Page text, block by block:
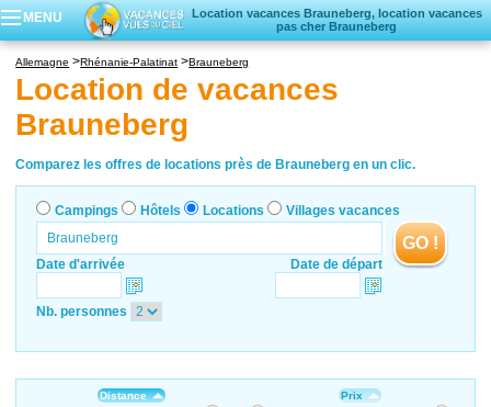
MENU
Location vacances Brauneberg, location vacances
pas cher Brauneberg
Locations vacances
Allemagne Rhénanie-Palatinat Brauneberg
Location de vacances
Brauneberg
Comparez les offres de locations près de Brauneberg en un clic.
Campings Hôtels Locations Villages vacances
Date d'arrivée Date de départ
GO !
Nb. personnes
Distance Prix